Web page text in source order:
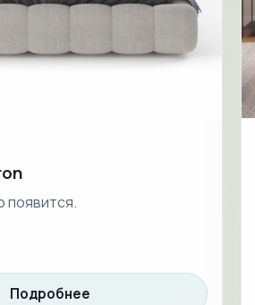
появится.
Подробнее